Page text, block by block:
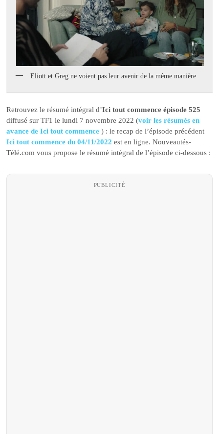
Eliott et Greg ne voient pas leur avenir de la même manière
Retrouvez le résumé intégral d’Ici tout commence épisode 525
diffusé sur TF1 le lundi 7 novembre 2022 (voir les résumés en
avance de Ici tout commence) : le recap de l’épisode précédent
Ici tout commence du 04/11/2022 est en ligne. Nouveautés-
Télé.com vous propose le résumé intégral de l’épisode ci-dessous :
PUBLICITÉ